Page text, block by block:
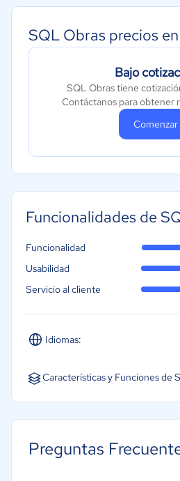
SQL Obras precios
Bajo
SQL Obras tiene
Contáctanos para obtener
Comenzar
Funcionalidades de
Idiomas:
Español
Funcionalidad
Usabilidad
Servicio al cliente
Características y Funciones de
Integración contable
Preguntas